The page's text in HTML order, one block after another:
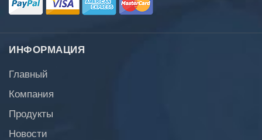
ИНФОРМАЦИЯ
Главный
Компания
Продукты
Новости